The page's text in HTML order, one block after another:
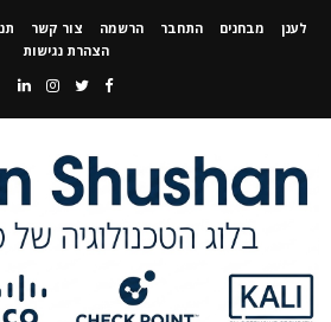
לענן מבחנים התחבר הרשמה צור קשר
הצהרת נגישות